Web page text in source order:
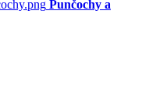
Punčochy a